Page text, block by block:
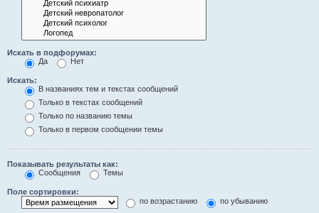
Искать в подфорумах:
Да
Нет
Искать:
В названиях тем и текстах сообщений
Только в текстах сообщений
Только по названию темы
Только в первом сообщении темы
Показывать результаты как:
Сообщения
Темы
Поле сортировки:
по возрастанию
по убыванию